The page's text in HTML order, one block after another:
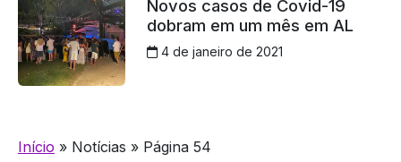
Novos casos de Covid-19
dobram em um mês em AL
4 de janeiro de 2021
Início » Notícias » Página 54